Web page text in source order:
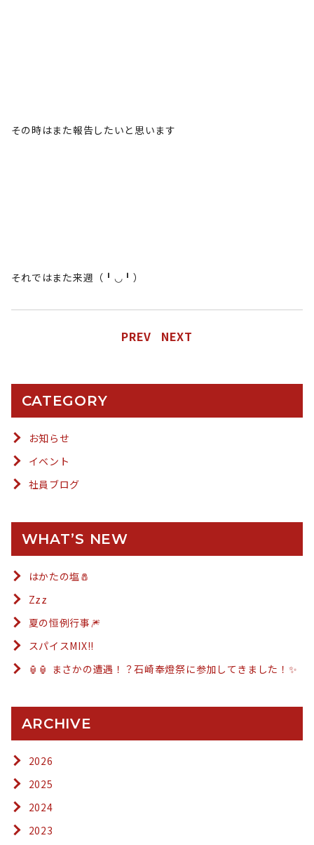
その時はまた報告したいと思います
それではまた来週（╹◡╹）
PREV NEXT
CATEGORY
お知らせ
イベント
社員ブログ
WHAT’S NEW
はかたの塩🧂
Zzz
夏の恒例行事🎆
スパイスMIX!!
🏮🏮 まさかの遭遇！？石崎奉燈祭に参加してきました！✨
ARCHIVE
2026
2025
2024
2023